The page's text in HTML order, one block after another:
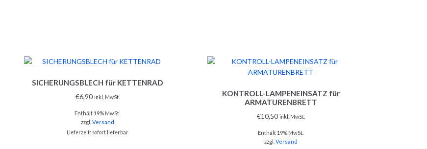
SICHERUNGSBLECH für KETTENRAD
€6,90 inkl. MwSt.
Enthält 19% MwSt.
zzgl. Versand
Lieferzeit: sofort lieferbar
KONTROLL-LAMPENEINSATZ für
ARMATURENBRETT
€10,50 inkl. MwSt.
Enthält 19% MwSt.
zzgl. Versand